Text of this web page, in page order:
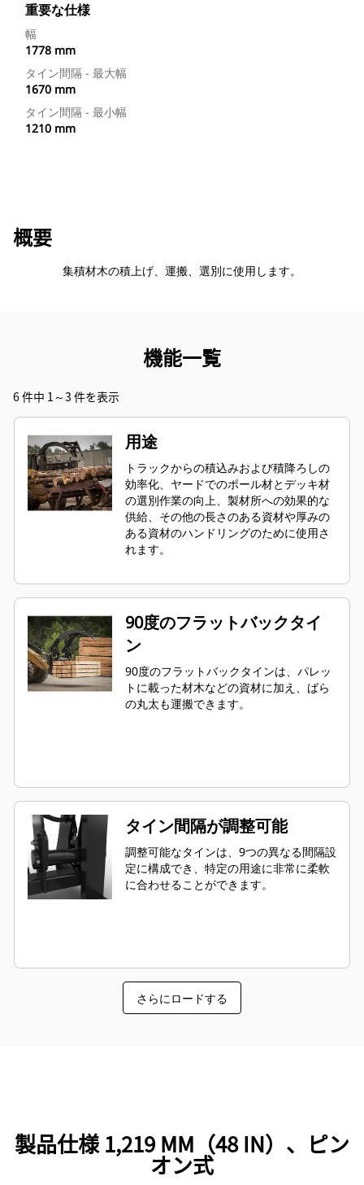
重要な仕様
幅
1778 mm
タイン間隔 - 最大幅
1670 mm
タイン間隔 - 最小幅
1210 mm
概要
集積材木の積上げ、運搬、選別に使用します。
機能一覧
6 件中 1～3 件を表示
用途
トラックからの積込みおよび積降ろしの
効率化、ヤードでのポール材とデッキ材
の選別作業の向上、製材所への効果的な
供給、その他の長さのある資材や厚みの
ある資材のハンドリングのために使用さ
れます。
90度のフラットバックタイ
ン
90度のフラットバックタインは、パレッ
トに載った材木などの資材に加え、ばら
の丸太も運搬できます。
タイン間隔が調整可能
調整可能なタインは、9つの異なる間隔設
定に構成でき、特定の用途に非常に柔軟
に合わせることができます。
さらにロードする
製品仕様 1,219 MM（48 IN）、ピン
オン式